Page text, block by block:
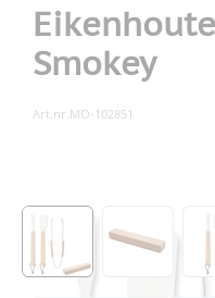
Smokey
Art.nr. MO-102851
View larger image
View